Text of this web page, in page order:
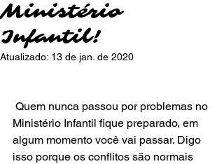
Ministério
Infantil!
Atualizado: 13 de jan. de 2020
Ministério Infantil fique preparado, em
algum momento você vai passar. Digo
isso porque os conflitos são normais